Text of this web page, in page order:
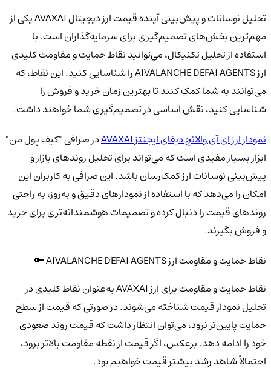
تحلیل نوسانات و پیش‌بینی آینده قیمت ارز دیجیتال AVAXAI یکی از
مهم‌ترین بخش‌های تصمیم‌گیری برای سرمایه‌گذاران است. با
استفاده از تحلیل تکنیکال، می‌توانید نقاط حمایت و مقاومت کلیدی
ارز AIVALANCHE DEFAI AGENTS را شناسایی کنید. این نقاط، که
می‌توانند به شما کمک کنند تا بهترین زمان خرید و فروش را
شناسایی کنید، نقش اساسی در تصمیم‌گیری شما خواهند داشت.
نمودار ارز ای آی والانچ دیفای ایجنتز AVAXAI
در صرافی "کیف پول من"
ابزار بسیار مفیدی است که می‌تواند برای تحلیل روندهای بازار و
پیش‌بینی نوسانات ارز کمک‌رسان باشد. این صرافی به کاربران این
امکان را می‌دهد که با استفاده از نمودارهای دقیق و به‌روز، به راحتی
روندهای قیمت را دنبال کرده و تصمیمات هوشمندانه‌تری برای خرید
و فروش بگیرند.
نقاط حمایت و مقاومت ارز AIVALANCHE DEFAI AGENTS 🔑
نقاط حمایت و مقاومت برای ارز AVAXAI به‌عنوان نقاط کلیدی در
تحلیل نمودار قیمت شناخته می‌شوند. در صورتی که قیمت از سطح
حمایت پایین‌تر نرود، می‌توان انتظار داشت که قیمت روند صعودی
خود را ادامه دهد. برعکس، اگر قیمت از نقطه مقاومت بالاتر برود،
احتمالاً شاهد رشد بیشتر قیمت خواهیم بود.